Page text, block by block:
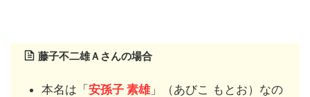
藤子不二雄Ａさんの場合
本名は「安孫子 素雄」（あびこ もとお）なの